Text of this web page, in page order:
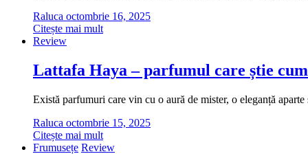
Raluca octombrie 16, 2025
Citește mai mult
Review
Lattafa Haya – parfumul care știe
Există parfumuri care vin cu o aură de mister, o eleganță
Raluca octombrie 15, 2025
Citește mai mult
Frumusețe Review